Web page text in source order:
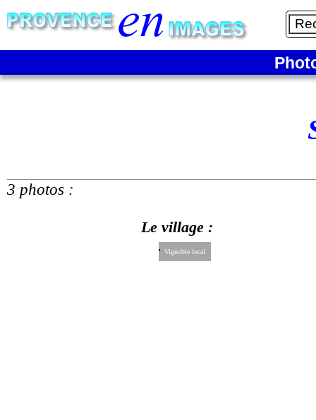
3 photos :
Le village :
Vignoble local